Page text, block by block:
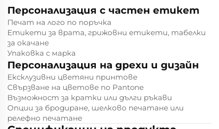
Персонализация с частен етикет
Печат на лого по поръчка
Етикети за врата, грижовни етикети, табелки
за окачане
Упаковка с марка
Персонализация на дрехи и дизайн
Ексклузивни цветяни принтове
Свързване на цветове по Pantone
Възможност за кратки или дълги ръкави
Опции за бродиране, шелково печатане или
релефно печатане